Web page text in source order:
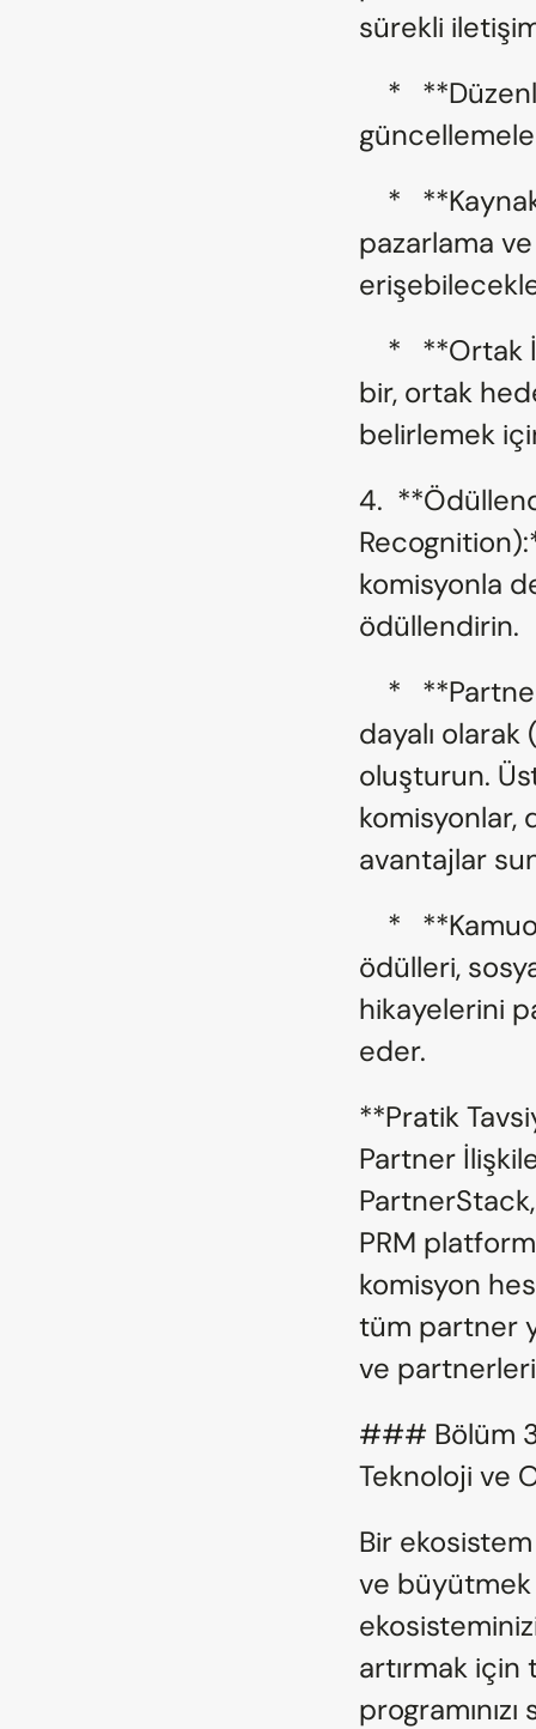
sürekli
pazarlama
bir, ortak
belirlemek
4.
komisyonla
ödüllendirin.
dayalı olarak
oluşturun.
komisyonlar,
avantajlar
ödülleri,
hikayelerini
eder.
**Pratik
Partner
PRM
komisyon
tüm partner
ve
### Bölüm
Teknoloji ve
Bir
ve
artırmak için